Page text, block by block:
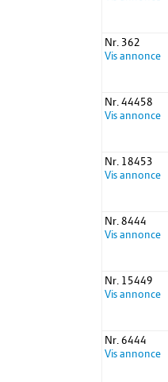
Nr. 362
Vis annonce
Nr. 44458
Vis annonce
Nr. 18453
Vis annonce
Nr. 8444
Vis annonce
Nr. 15449
Vis annonce
Nr. 6444
Vis annonce